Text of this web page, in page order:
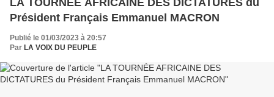
LA TOURNÉE AFRICAINE DES DICTATURES du
Président Français Emmanuel MACRON
Publié le 01/03/2023 à 20:57
Par LA VOIX DU PEUPLE